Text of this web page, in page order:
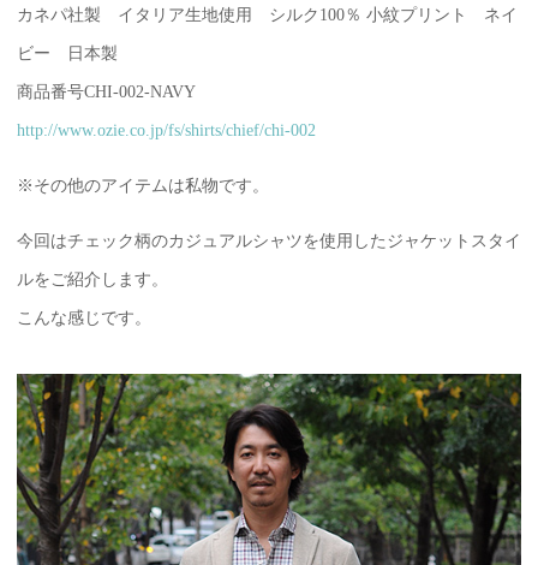
カネパ社製 イタリア生地使用 シルク100％ 小紋プリント ネイ
ビー 日本製
商品番号CHI-002-NAVY
http://www.ozie.co.jp/fs/shirts/chief/chi-002
※その他のアイテムは私物です。
今回はチェック柄のカジュアルシャツを使用したジャケットスタイ
ルをご紹介します。
こんな感じです。